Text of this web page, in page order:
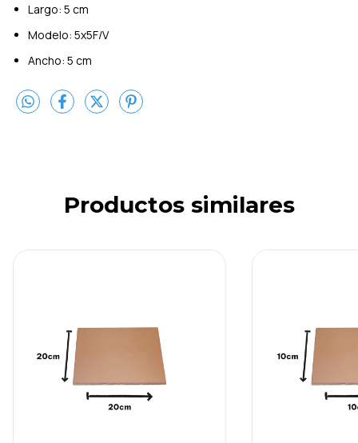
Largo: 5 cm
Modelo: 5x5F/V
Ancho: 5 cm
Productos similares